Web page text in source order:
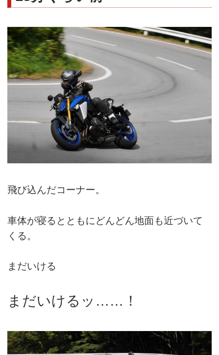
飛び込んだコーナー。
車体が寝るとともにどんどん地面も近づいて
くる。
まだいける
まだいけるッ……！